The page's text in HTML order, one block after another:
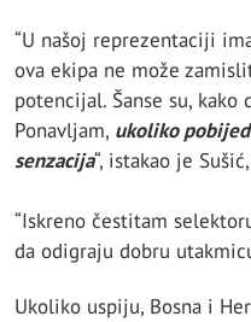
“U našoj reprezentaciji
ova ekipa ne može
potencijal. Šanse su, kako
Ponavljam, ukoliko
senzacija“, istakao je
“Iskreno čestitam
da odigraju dobru
Ukoliko uspiju, Bosna i